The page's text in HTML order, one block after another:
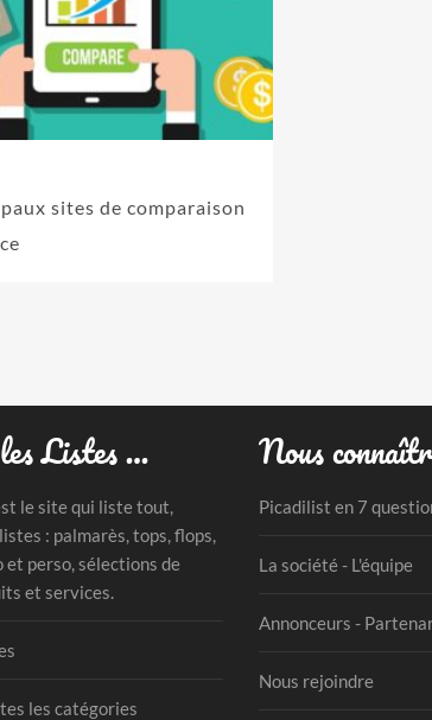
sites de comparaison
Listes …
le site qui liste tout,
: palmarès, tops, flops,
et perso, sélections de
et services.
les catégories
Nous
Picadilist en 7
La société - L'équipe
Annonceurs -
Nous rejoindre